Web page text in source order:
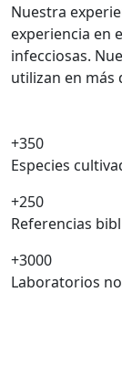
Nuestra
experiencia en
infecciosas.
utilizan en más
+350
Especies
+250
Referencias
+3000
Laboratorios